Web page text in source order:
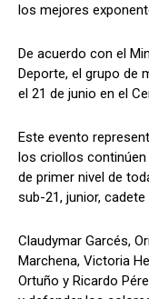
los mejores
De acuerdo con el
Deporte, el grupo de
el 21 de junio en el
Este evento
los criollos
de primer nivel de
sub-21, junior,
Claudymar Garcés,
Marchena, Victoria
Ortuño y Ricardo